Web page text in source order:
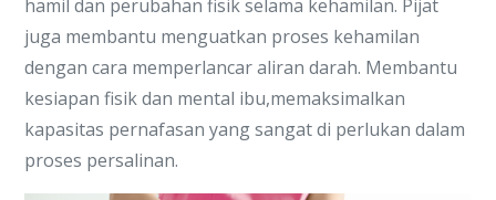
hamil dan perubahan fisik selama kehamilan. Pijat
juga membantu menguatkan proses kehamilan
dengan cara memperlancar aliran darah. Membantu
kesiapan fisik dan mental ibu,memaksimalkan
kapasitas pernafasan yang sangat di perlukan dalam
proses persalinan.